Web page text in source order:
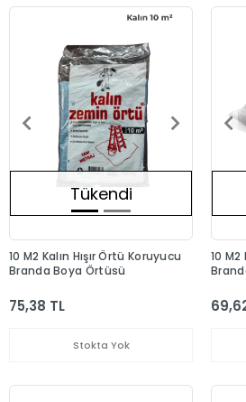
Tükendi
10 M2 Kalın Hışır Örtü Koruyucu
Branda Boya Örtüsü
75,38 TL
Stokta Yok
10 M2